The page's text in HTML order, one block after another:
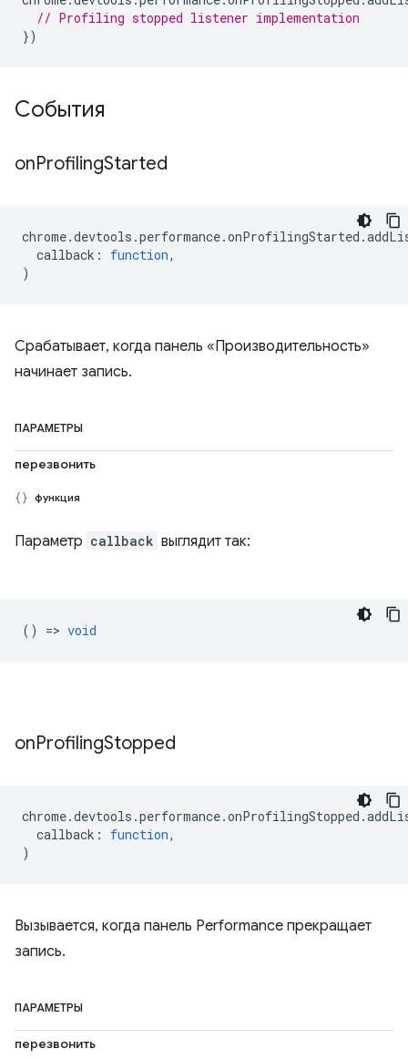
// Profiling stopped listener implementation
})
События
onProfilingStarted
chrome.devtools .performance.onProfilingStarted .
callback : function,
)
Срабатывает, когда панель «Производительность»
начинает запись.
ПАРАМЕТРЫ
перезвонить
функция
Параметр callback выглядит так:
() => void
onProfilingStopped
chrome.devtools .performance.onProfilingStopped .
callback : function,
)
Вызывается, когда панель Performance прекращает
запись.
ПАРАМЕТРЫ
перезвонить